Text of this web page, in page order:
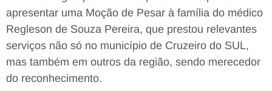
apresentar uma Moção de Pesar à família do médico
Regleson de Souza Pereira, que prestou relevantes
serviços não só no município de Cruzeiro do SUL,
mas também em outros da região, sendo merecedor
do reconhecimento.